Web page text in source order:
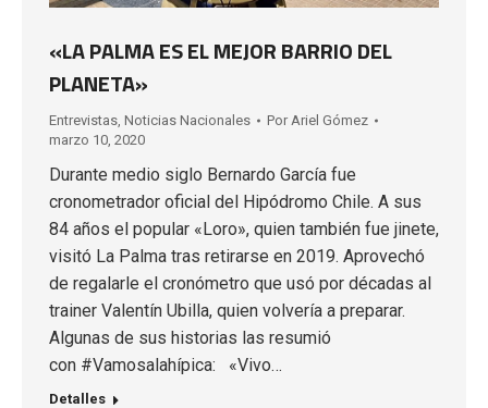
«LA PALMA ES EL MEJOR BARRIO DEL
PLANETA»
Entrevistas Noticias Nacionales Por Ariel Gómez
marzo 10, 2020
Durante medio siglo Bernardo García fue
cronometrador oficial del Hipódromo Chile. A sus
84 años el popular «Loro», quien también fue jinete,
visitó La Palma tras retirarse en 2019. Aprovechó
de regalarle el cronómetro que usó por décadas al
trainer Valentín Ubilla, quien volvería a preparar.
Algunas de sus historias las resumió
con #Vamosalahípica: «Vivo…
Detalles